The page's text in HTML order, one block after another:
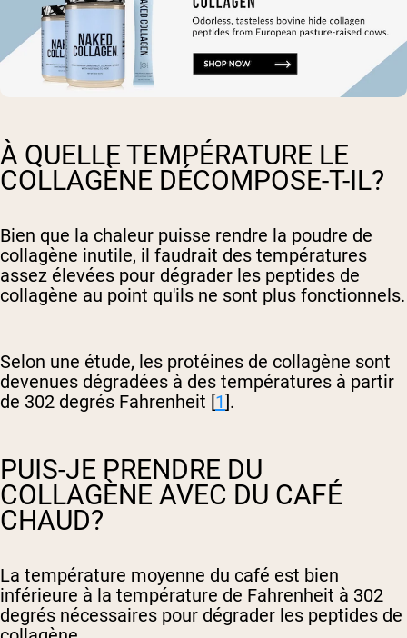
À QUELLE TEMPÉRATURE LE
COLLAGÈNE DÉCOMPOSE-T-IL?
Bien que la chaleur puisse rendre la poudre de
collagène inutile, il faudrait des températures
assez élevées pour dégrader les peptides de
collagène au point qu'ils ne sont plus fonctionnels.
Selon une étude, les protéines de collagène sont
devenues dégradées à des températures à partir
de 302 degrés Fahrenheit [1].
PUIS-JE PRENDRE DU
COLLAGÈNE AVEC DU CAFÉ
CHAUD?
La température moyenne du café est bien
inférieure à la température de Fahrenheit à 302
degrés nécessaires pour dégrader les peptides de